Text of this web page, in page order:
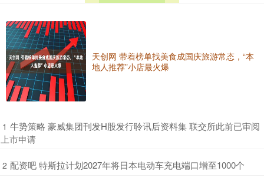
天创网 带着榜单找美食成国庆旅游常态，“本
地人推荐”小店最火爆
1 ​牛势策略 豪威集团刊发H股发行聆讯后资料集 联交所此前已审阅
上市申请
2 ​配资吧 特斯拉计划2027年将日本电动车充电端口增至1000个